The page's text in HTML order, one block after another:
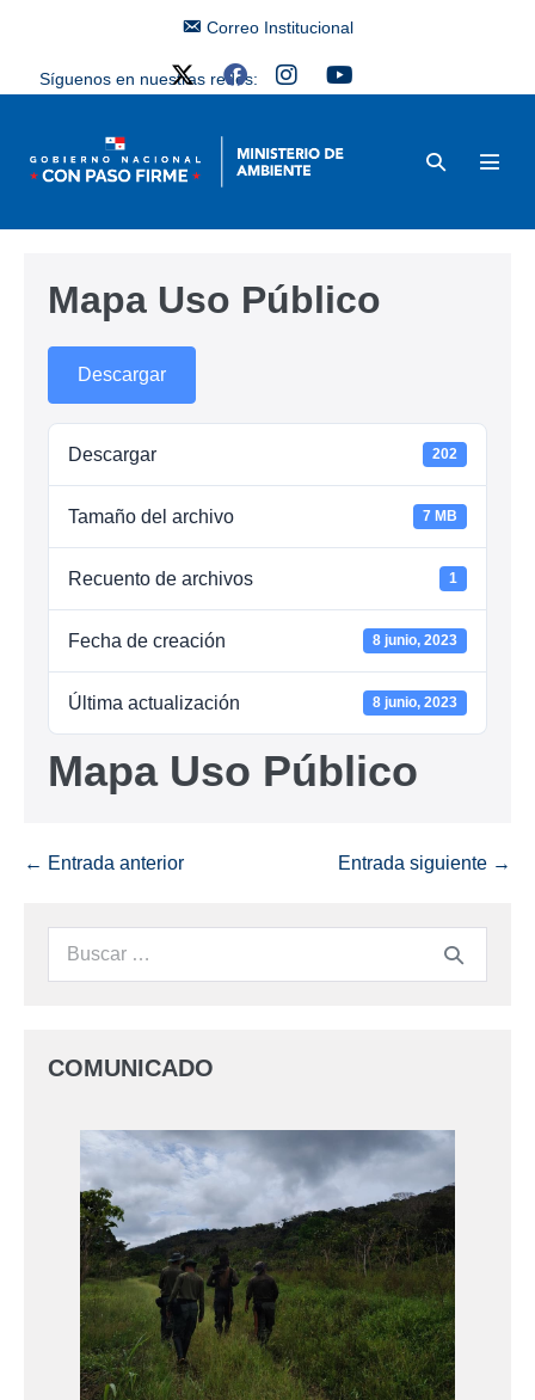
Correo Institucional
Síguenos en nuestras redes:
Mapa Uso Público
Descargar
Descargar 202
Tamaño del archivo 7 MB
Recuento de archivos 1
Fecha de creación 8 junio, 2023
Última actualización 8 junio, 2023
Mapa Uso Público
← Entrada anterior Entrada siguiente →
COMUNICADO